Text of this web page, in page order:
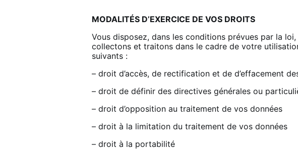
MODALITÉS D’EXERCICE DE VOS DROITS
Vous disposez, dans les conditions prévues par la
collectons et traitons dans le cadre de votre
suivants :
– droit d’accès, de rectification et de d’effacement
– droit de définir des directives générales ou
– droit d’opposition au traitement de vos données
– droit à la limitation du traitement de vos données
– droit à la portabilité